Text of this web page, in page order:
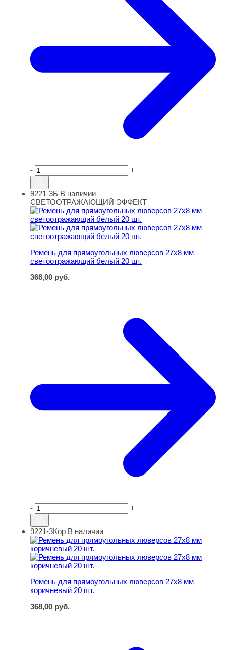
- +
Ремень для прямоугольных люверсов 27х8 мм
9221-3Б В наличии
СВЕТООТРАЖАЮЩИЙ ЭФФЕКТ
Ремень для прямоугольных люверсов 27х8 мм
светоотражающий белый 20 шт.
368,00 руб.
- +
Ремень для прямоугольных люверсов 27х8 мм
9221-3Кор В наличии
Ремень для прямоугольных люверсов 27х8 мм
коричневый 20 шт.
368,00 руб.